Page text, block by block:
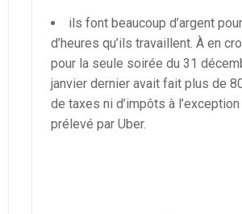
ils font beaucoup d’argent
d’heures qu’ils travaillent. À en
pour la seule soirée du 31
janvier dernier avait fait plus de
de taxes ni d’impôts à
prélevé par Uber.